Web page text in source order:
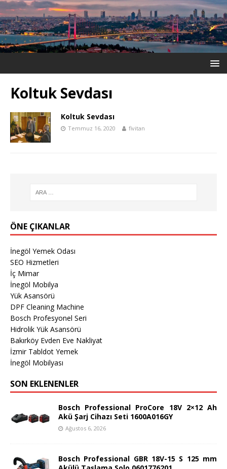
Koltuk Sevdası
Koltuk Sevdası
Temmuz 16, 2020 fivitan
ÖNE ÇIKANLAR
İnegöl Yemek Odası
SEO Hizmetleri
İç Mimar
İnegöl Mobilya
Yük Asansörü
DPF Cleaning Machine
Bosch Profesyonel Seri
Hidrolik Yük Asansörü
Bakırköy Evden Eve Nakliyat
İzmir Tabldot Yemek
İnegöl Mobilyası
SON EKLENENLER
Bosch Professional ProCore 18V 2×12 Ah
Akü Şarj Cihazı Seti 1600A016GY
Ağustos 6, 2026
Bosch Professional GBR 18V-15 S 125 mm